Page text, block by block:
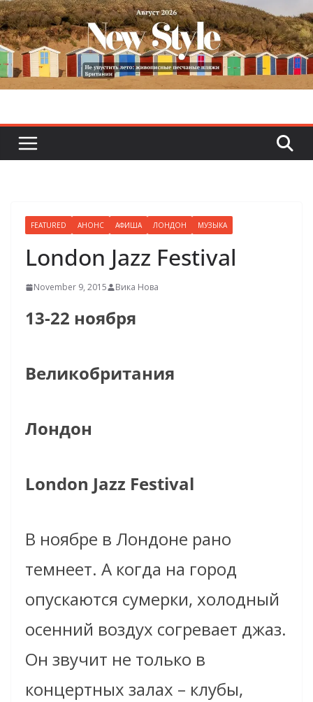
Skip
to
content
FEATURED АНОНС АФИША ЛОНДОН МУЗЫКА
London Jazz Festival
November 9, 2015 Вика Нова
13-22 ноября
Великобритания
Лондон
London Jazz Festival
В ноябре в Лондоне рано
темнеет. А когда на город
опускаются сумерки, холодный
осенний воздух согревает джаз.
Он звучит не только в
концертных залах – клубы,